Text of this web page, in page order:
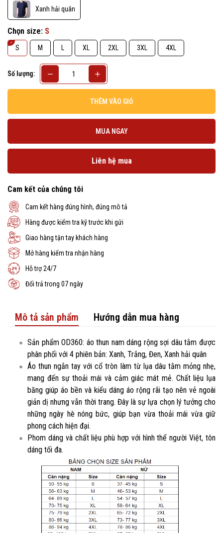
Xanh hải quân
Chọn size: S
S M L XL 2XL 3XL 4XL
Số lượng:
THÊM VÀO GIỎ
MUA NGAY
Liên hệ mua
Cam kết của chúng tôi
Cam kết hàng đúng hình, đúng mô tả
Hàng được kiểm tra kỹ trước khi gửi
Giao hàng tận tay khách hàng
Mở hàng kiểm tra nhận hàng
Hỗ trợ 24/7
Đổi trả trong 07 ngày
Mô tả sản phẩm Hướng dẫn mua hàng
Sản phẩm OD360: áo thun nam dáng rộng sợi dâu tằm được
phân phối với 4 phiên bản: Xanh, Trắng, Đen, Xanh hải quân
Áo thun ngắn tay với cổ tròn làm từ lụa dâu tằm mỏng nhẹ,
mang đến sự thoải mái và cảm giác mát mẻ. Chất liệu lụa
băng giúp áo bền và kiểu dáng áo rộng rãi tạo nên vẻ ngoài
giản dị nhưng vẫn thời trang. Đây là sự lựa chọn lý tưởng cho
những ngày hè nóng bức, giúp bạn vừa thoải mái vừa giữ
phong cách hiện đại.
Phom dáng và chất liệu phù hợp với hình thể người Việt, tôn
dáng tối đa.